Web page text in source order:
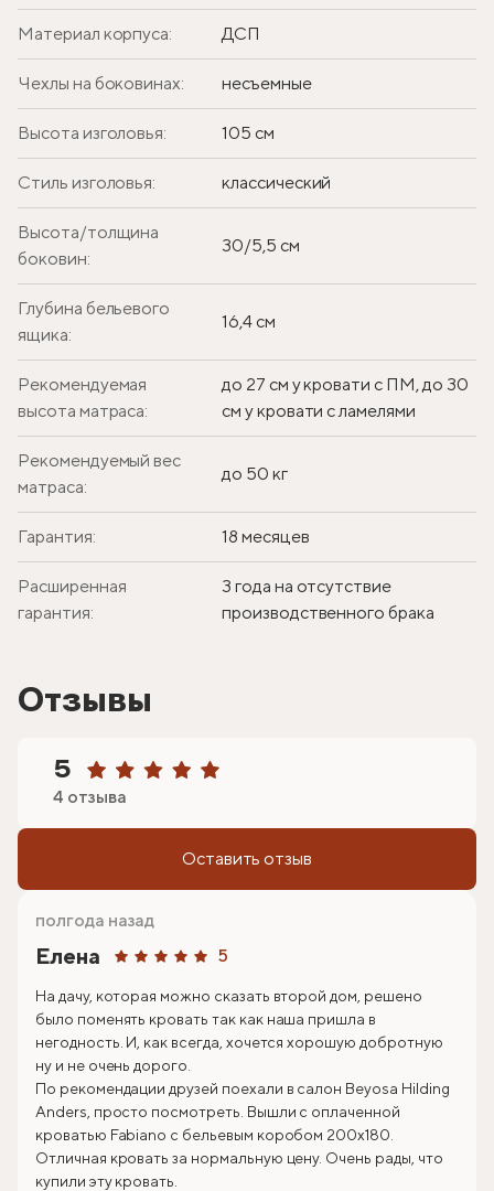
Материал корпуса: ДСП
Чехлы на боковинах: несъемные
Высота изголовья: 105 см
Стиль изголовья: классический
Высота/толщина
боковин:
30/5,5 см
Глубина бельевого
ящика:
16,4 см
Рекомендуемая
высота матраса:
до 27 см у кровати с ПМ, до 30
см у кровати с ламелями
Рекомендуемый вес
матраса:
до 50 кг
Гарантия: 18 месяцев
Расширенная
гарантия:
3 года на отсутствие
производственного брака
Отзывы
5
4 отзыва
Оставить отзыв
Елена 5
полгода назад
На дачу, которая можно сказать второй дом, решено
было поменять кровать так как наша пришла в
негодность. И, как всегда, хочется хорошую добротную
ну и не очень дорого.
По рекомендации друзей поехали в салон Beyosa Hilding
Anders, просто посмотреть. Вышли с оплаченной
кроватью Fabiano с бельевым коробом 200х180.
Отличная кровать за нормальную цену. Очень рады, что
купили эту кровать.